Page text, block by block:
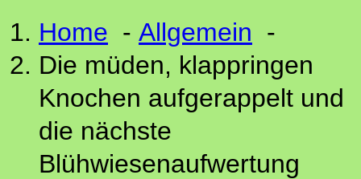
Home - Allgemein -
Die müden, klappringen
Knochen aufgerappelt und
die nächste
Blühwiesenaufwertung